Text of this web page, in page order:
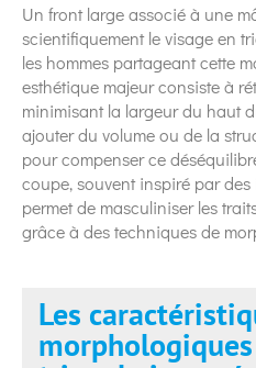
Un front large associé à une
scientifiquement le visage en
les hommes partageant cette
esthétique majeur consiste à
minimisant la largeur du haut
ajouter du volume ou de la
pour compenser ce
coupe, souvent inspiré par
permet de masculiniser les
grâce à des techniques de
Les